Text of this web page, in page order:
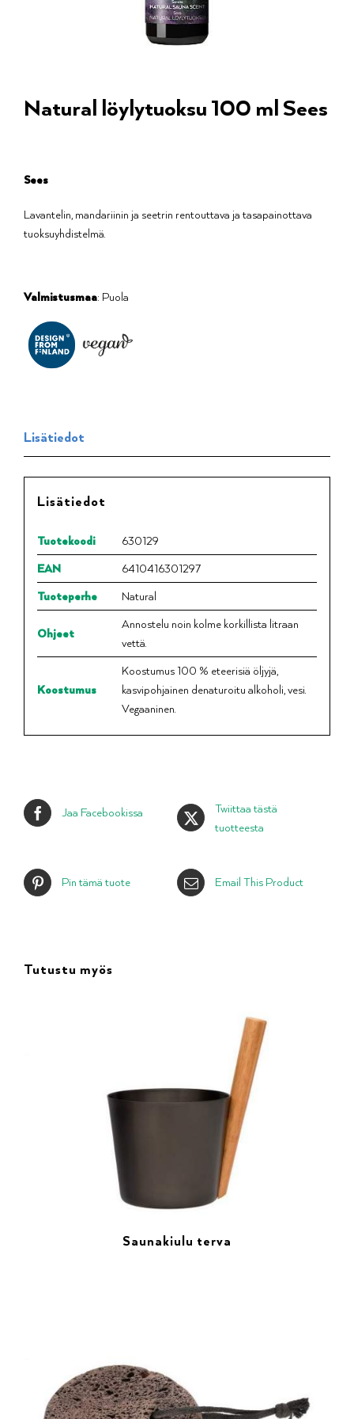
Natural löylytuoksu 100 ml Sees
Sees
Lavantelin, mandariinin ja seetrin rentouttava ja tasapainottava
tuoksuyhdistelmä.
Valmistusmaa: Puola
Lisätiedot
Lisätiedot
Tuotekoodi
630129
EAN
6410416301297
Tuoteperhe
Natural
Ohjeet
Annostelu noin kolme korkillista litraan
vettä.
Koostumus
Koostumus 100 % eteerisiä öljyjä,
kasvipohjainen denaturoitu alkoholi, vesi.
Vegaaninen.
Jaa Facebookissa
Twiittaa tästä
tuotteesta
Pin tämä tuote Email This Product
Tutustu myös
Saunakiulu terva